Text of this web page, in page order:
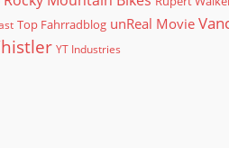
Top Fahrradblog unReal Movie
YT Industries